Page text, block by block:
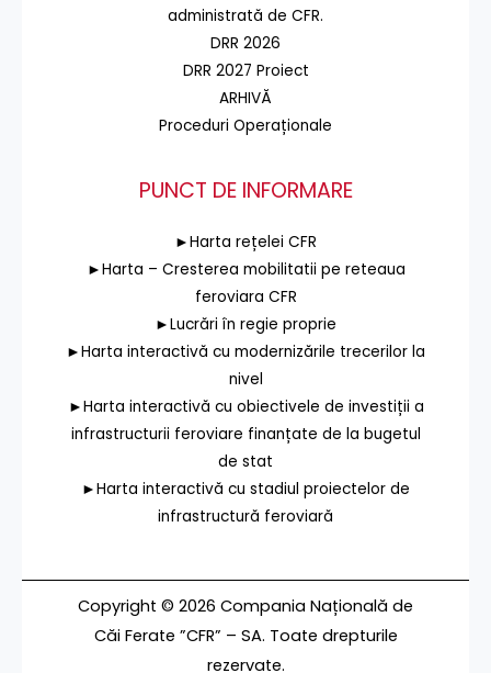
administrată de CFR.
DRR 2026
DRR 2027 Proiect
ARHIVĂ
Proceduri Operaționale
PUNCT DE INFORMARE
►Harta rețelei CFR
►Harta – Cresterea mobilitatii pe reteaua
feroviara CFR
►Lucrări în regie proprie
►Harta interactivă cu modernizările trecerilor la
nivel
►Harta interactivă cu obiectivele de investiții a
infrastructurii feroviare finanțate de la bugetul
de stat
►Harta interactivă cu stadiul proiectelor de
infrastructură feroviară
Copyright © 2026 Compania Națională de
Căi Ferate ”CFR” – SA. Toate drepturile
rezervate.